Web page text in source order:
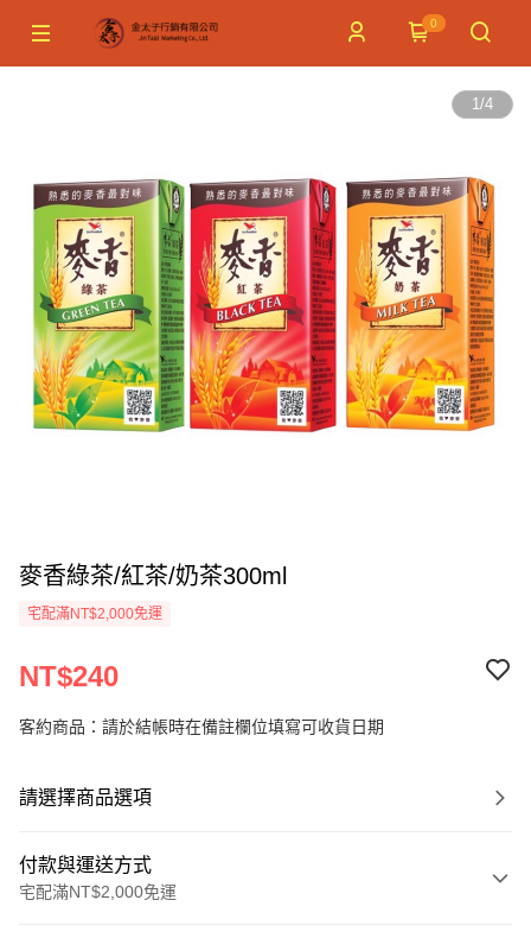
0
1/4
麥香綠茶/紅茶/奶茶300ml
宅配滿NT$2,000免運
NT$240
客約商品：請於結帳時在備註欄位填寫可收貨日期
請選擇商品選項
付款與運送方式
宅配滿NT$2,000免運